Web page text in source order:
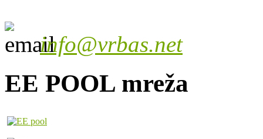
info@vrbas.net
EE POOL mreža